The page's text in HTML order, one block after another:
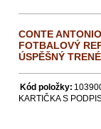
CONTE
FOTBALOVÝ
ÚSPĚŠNÝ
Kód položky:
KARTIČKA S